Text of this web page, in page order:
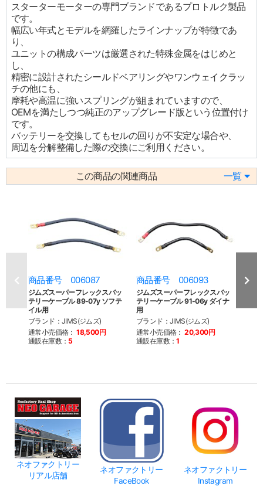
スターターモーターの専門ブランドであるプロトルク製品
です。
幅広い年式とモデルを網羅したラインナップが特徴であ
り、
ユニットの構成パーツは厳選された特殊金属をはじめと
し、
精密に設計されたシールドベアリングやワンウェイクラッ
チの他にも、
摩耗や高温に強いスプリングが組まれていますので、
OEMを満たしつつ純正のアップグレード版という位置付け
です。
バッテリーを交換してもセルの回りが不安定な場合や、
周辺を分解整備した際の交換にご利用ください。
この商品の関連商品 一覧
商品番号 006087
ジムズスーパーフレックスバッ
テリーケーブル 89-07y ソフテ
イル用
ブランド：JIMS(ジムズ)
通常小売価格： 18,500円
通販在庫数：5
商品番号 006093
ジムズスーパーフレックスバッ
テリーケーブル 91-06y ダイナ
用
ブランド：JIMS(ジムズ)
通常小売価格： 20,300円
通販在庫数：1
商
ネオファクトリー
リアル店舗
ネオファクトリー
FaceBook
ネオファクトリー
Instagram